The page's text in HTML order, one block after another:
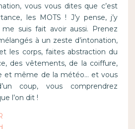
vous vous dites que c’est
les MOTS ! J’y pense, j’y
me suis fait avoir aussi. Prenez
à un zeste d’intonation,
les corps, faites abstraction du
des vêtements, de la coiffure,
et même de la météo… et vous
coup, vous comprendrez
l’on dit !